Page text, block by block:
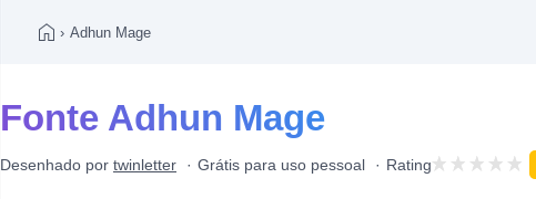
› Adhun Mage
Fonte Adhun Mage
Desenhado por twinletter Grátis para uso pessoal Rating